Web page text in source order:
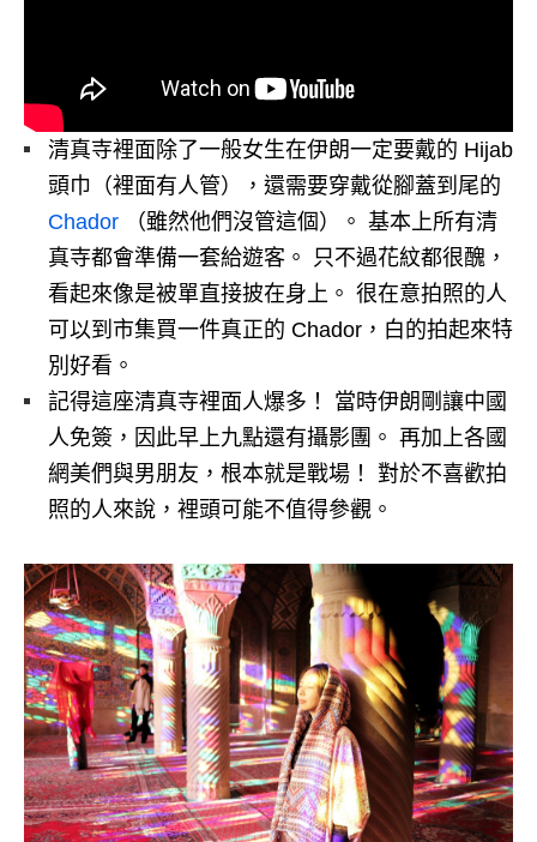
清真寺裡面除了一般女生在伊朗一定要戴的 Hijab
頭巾（裡面有人管），還需要穿戴從腳蓋到尾的
Chador （雖然他們沒管這個）。 基本上所有清
真寺都會準備一套給遊客。 只不過花紋都很醜，
看起來像是被單直接披在身上。 很在意拍照的人
可以到市集買一件真正的 Chador，白的拍起來特
別好看。
記得這座清真寺裡面人爆多！ 當時伊朗剛讓中國
人免簽，因此早上九點還有攝影團。 再加上各國
網美們與男朋友，根本就是戰場！ 對於不喜歡拍
照的人來說，裡頭可能不值得參觀。